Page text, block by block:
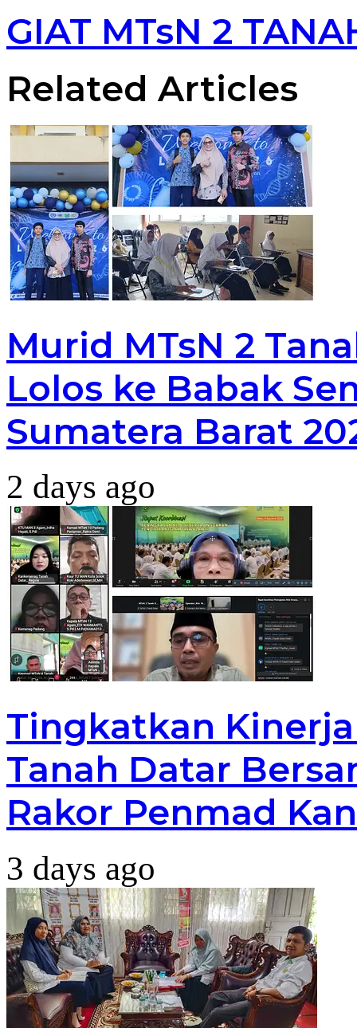
GIAT MTsN 2
Related Articles
Murid MTsN 2
Lolos ke Babak
Sumatera Barat
2 days ago
Tingkatkan
Tanah Datar
Rakor Penmad
3 days ago